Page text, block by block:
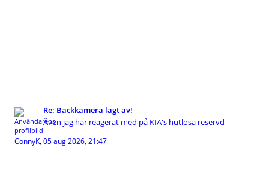
Re: Backkamera lagt av!
Även jag har reagerat med på KIA's hutlösa reservd
ConnyK, 05 aug 2026, 21:47